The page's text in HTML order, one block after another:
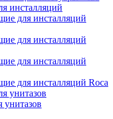
инсталляций
для инсталляций
для инсталляций
для инсталляций
для инсталляций Roca
унитазов
унитазов